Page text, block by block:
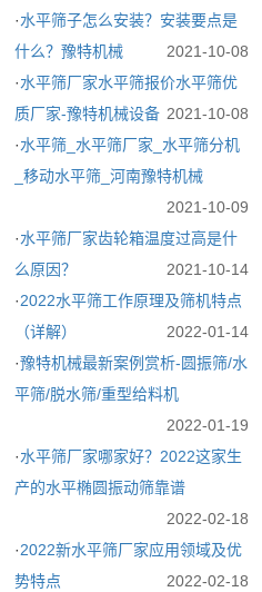
·水平筛子怎么安装？安装要点是
什么？豫特机械
2021-10-08
·水平筛厂家水平筛报价水平筛优
质厂家-豫特机械设备 2021-10-08
·水平筛_水平筛厂家_水平筛分机
_移动水平筛_河南豫特机械
2021-10-09
·水平筛厂家齿轮箱温度过高是什
么原因？
2021-10-14
·2022水平筛工作原理及筛机特点
（详解）
2022-01-14
·豫特机械最新案例赏析-圆振筛/水
平筛/脱水筛/重型给料机
2022-01-19
·水平筛厂家哪家好？2022这家生
产的水平椭圆振动筛靠谱
2022-02-18
·2022新水平筛厂家应用领域及优
势特点
2022-02-18